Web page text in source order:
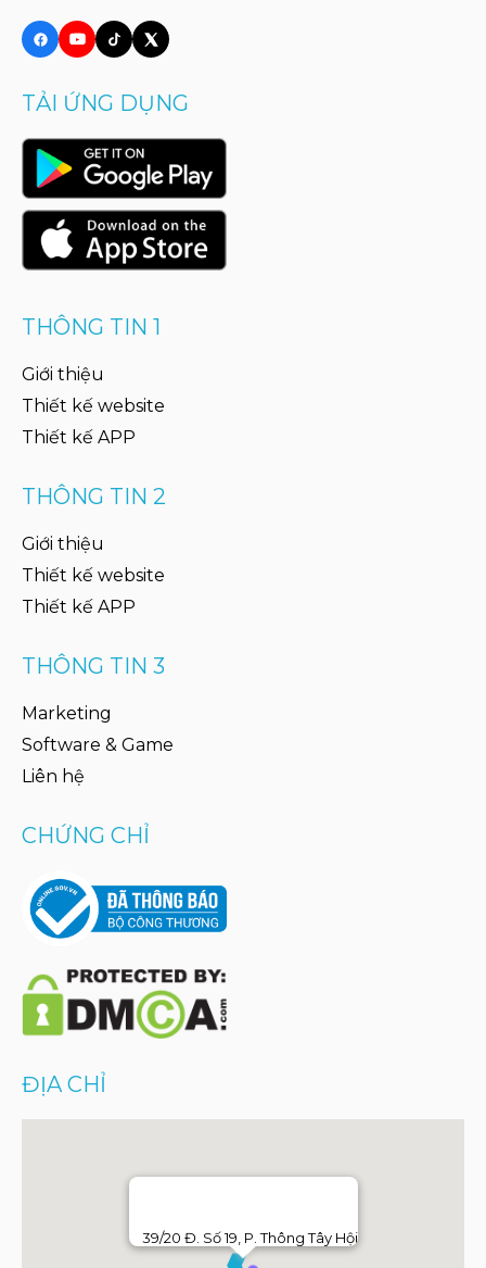
TẢI ỨNG DỤNG
THÔNG TIN 1
Giới thiệu
Thiết kế website
Thiết kế APP
THÔNG TIN 2
Giới thiệu
Thiết kế website
Thiết kế APP
THÔNG TIN 3
Marketing
Software & Game
Liên hệ
CHỨNG CHỈ
ĐỊA CHỈ
39/20 Đ. Số 19, P. Thông Tây Hội